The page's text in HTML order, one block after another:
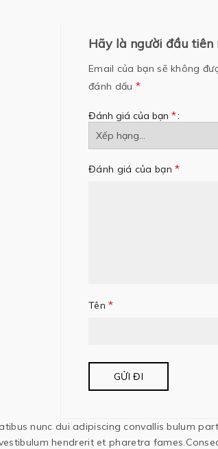
Hãy là người đầu tiên
Email của bạn sẽ không
đánh dấu *
Đánh giá của bạn *
Đánh giá của bạn*
Tên*
nunc dui adipiscing convallis bulum
hendrerit et pharetra